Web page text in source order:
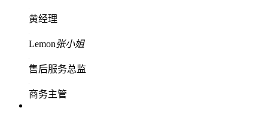
黄经理
Lemon张小姐
售后服务总监
商务主管